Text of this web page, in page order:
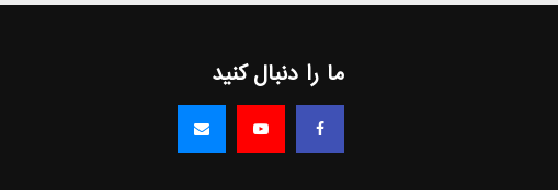
ما را دنبال کنید